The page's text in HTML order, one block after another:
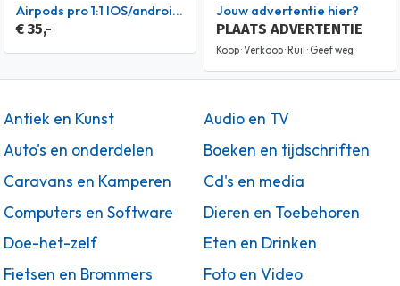
Airpods pro 1:1 IOS/android!beste kwaliteit.!
€ 35,-
Jouw advertentie hier?
PLAATS ADVERTENTIE
Koop · Verkoop · Ruil · Geef weg
Antiek en Kunst
Audio en TV
Auto's en onderdelen
Boeken en tijdschriften
Caravans en Kamperen
Cd's en media
Computers en Software
Dieren en Toebehoren
Doe-het-zelf
Eten en Drinken
Fietsen en Brommers
Foto en Video